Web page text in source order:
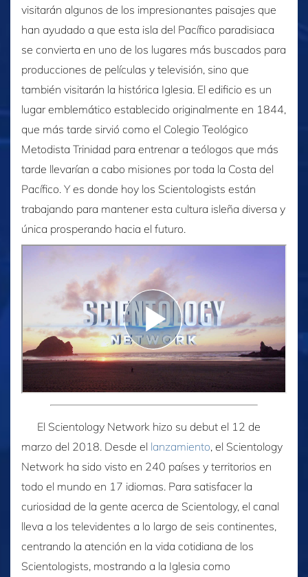
visitarán algunos de los impresionantes paisajes que
han ayudado a que esta isla del Pacífico paradisiaca
se convierta en uno de los lugares más buscados para
producciones de películas y televisión, sino que
también visitarán la histórica Iglesia. El edificio es un
lugar emblemático establecido originalmente en 1844,
que más tarde sirvió como el Colegio Teológico
Metodista Trinidad para entrenar a teólogos que más
tarde llevarían a cabo misiones por toda la Costa del
Pacífico. Y es donde hoy los Scientologists están
trabajando para mantener esta cultura isleña diversa y
única prosperando hacia el futuro.
El Scientology Network hizo su debut el 12 de
marzo del 2018. Desde el lanzamiento, el Scientology
Network ha sido visto en 240 países y territorios en
todo el mundo en 17 idiomas. Para satisfacer la
curiosidad de la gente acerca de Scientology, el canal
lleva a los televidentes a lo largo de seis continentes,
centrando la atención en la vida cotidiana de los
Scientologists, mostrando a la Iglesia como